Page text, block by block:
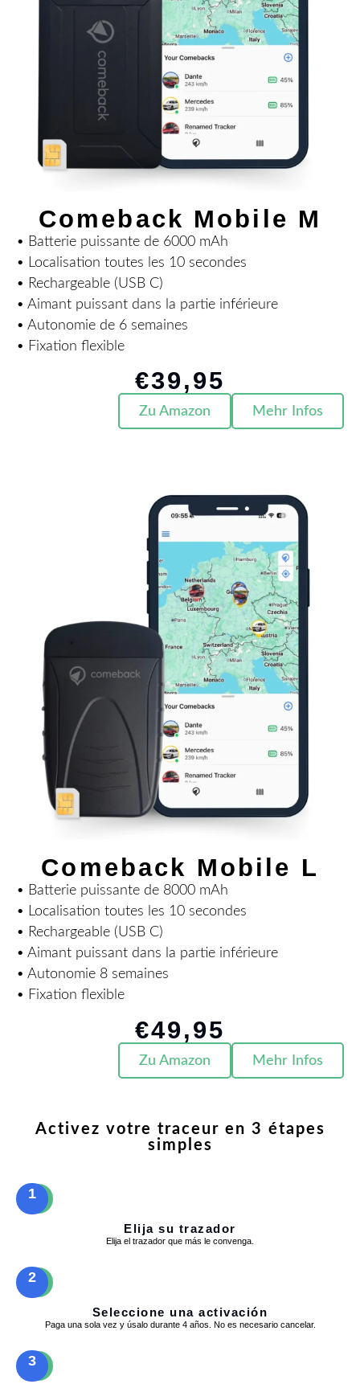
Comeback Mobile M
• Batterie puissante de 6000 mAh
• Localisation toutes les 10 secondes
• Rechargeable (USB C)
• Aimant puissant dans la partie inférieure
• Autonomie de 6 semaines
• Fixation flexible
€39,95
Mehr Infos
Zu Amazon
Comeback Mobile L
• Batterie puissante de 8000 mAh
• Localisation toutes les 10 secondes
• Rechargeable (USB C)
• Aimant puissant dans la partie inférieure
• Autonomie 8 semaines
• Fixation flexible
€49,95
Mehr Infos
Zu Amazon
Activez votre traceur en 3 étapes
simples
1
Elija su trazador
Elija el trazador que más le convenga.
2
Seleccione una activación
Paga una sola vez y úsalo durante 4 años. No es necesario cancelar.
3